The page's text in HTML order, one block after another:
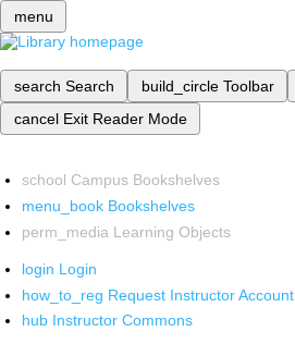
menu
search Search build_circle Toolbar
cancel Exit Reader Mode
school Campus Bookshelves
menu_book Bookshelves
perm_media Learning Objects
login Login
how_to_reg Request Instructor Account
hub Instructor Commons